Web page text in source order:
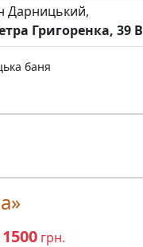
Дарницький,
Григоренка, 39 В
баня
1500грн.